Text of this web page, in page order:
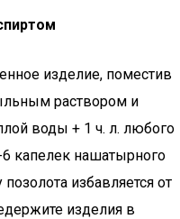
изделие, поместив
раствором и
воды + 1 ч. л. любого
капелек нашатырного
избавляется от
изделия в